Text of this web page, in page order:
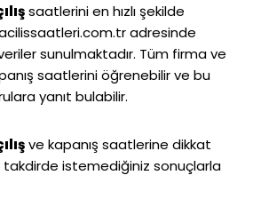
saatlerini en hızlı şekilde
adresinde
sunulmaktadır. Tüm firma ve
saatlerini öğrenebilir ve bu
yanıt bulabilir.
ve kapanış saatlerine dikkat
istemediğiniz sonuçlarla